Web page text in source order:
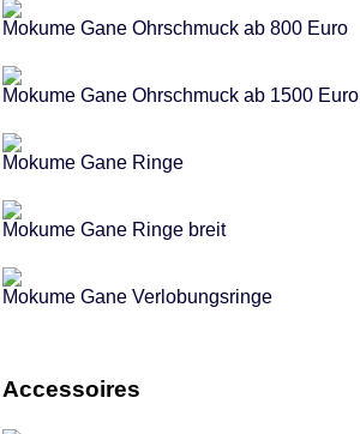
Mokume Gane Ohrschmuck ab 800 Euro
Mokume Gane Ohrschmuck ab 1500 Euro
Mokume Gane Ringe
Mokume Gane Ringe breit
Mokume Gane Verlobungsringe
Accessoires